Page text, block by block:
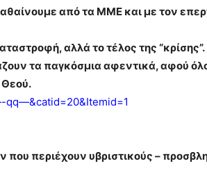
από τα ΜΜΕ και με τον
αλλά το τέλος της “κρίσης”.
τα παγκόσμια αφεντικά, αφού
Θεού.
περιέχουν υβριστικούς –